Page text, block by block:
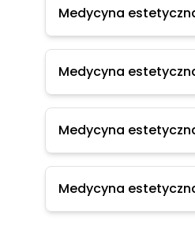
Medycyna
Medycyna
Medycyna
Medycyna